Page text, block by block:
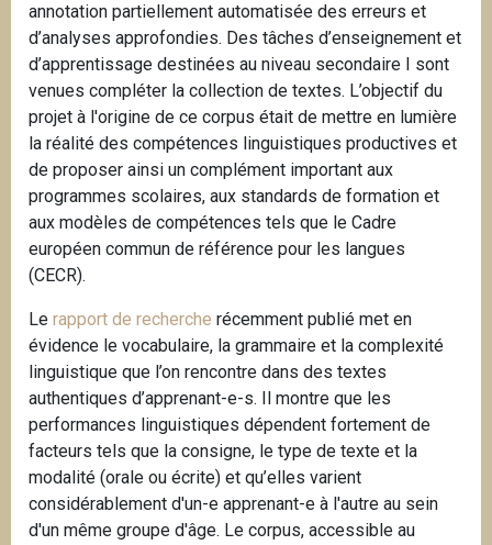
annotation partiellement automatisée des erreurs et
d’analyses approfondies. Des tâches d’enseignement et
d’apprentissage destinées au niveau secondaire I sont
venues compléter la collection de textes. L’objectif du
projet à l'origine de ce corpus était de mettre en lumière
la réalité des compétences linguistiques productives et
de proposer ainsi un complément important aux
programmes scolaires, aux standards de formation et
aux modèles de compétences tels que le Cadre
européen commun de référence pour les langues
(CECR).
Le rapport de recherche récemment publié met en
évidence le vocabulaire, la grammaire et la complexité
linguistique que l’on rencontre dans des textes
authentiques d’apprenant-e-s. Il montre que les
performances linguistiques dépendent fortement de
facteurs tels que la consigne, le type de texte et la
modalité (orale ou écrite) et qu’elles varient
considérablement d'un-e apprenant-e à l'autre au sein
d'un même groupe d'âge. Le corpus, accessible au